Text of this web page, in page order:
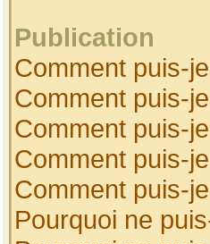
Publication
Comment puis-
Comment puis-
Comment puis-
Comment puis-
Comment puis-
Pourquoi ne